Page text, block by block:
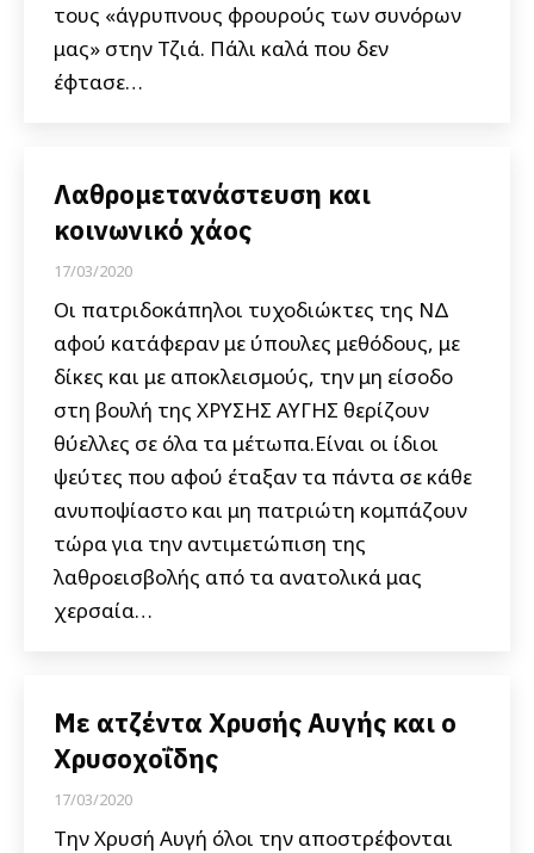
τους «άγρυπνους φρουρούς των συνόρων
μας» στην Τζιά. Πάλι καλά που δεν
έφτασε…
Λαθρομετανάστευση και
κοινωνικό χάος
17/03/2020
Οι πατριδοκάπηλοι τυχοδιώκτες της ΝΔ
αφού κατάφεραν με ύπουλες μεθόδους, με
δίκες και με αποκλεισμούς, την μη είσοδο
στη βουλή της ΧΡΥΣΗΣ ΑΥΓΗΣ θερίζουν
θύελλες σε όλα τα μέτωπα.Είναι οι ίδιοι
ψεύτες που αφού έταξαν τα πάντα σε κάθε
ανυποψίαστο και μη πατριώτη κομπάζουν
τώρα για την αντιμετώπιση της
λαθροεισβολής από τα ανατολικά μας
χερσαία…
Με ατζέντα Χρυσής Αυγής και ο
Χρυσοχοΐδης
17/03/2020
Την Χρυσή Αυγή όλοι την αποστρέφονται